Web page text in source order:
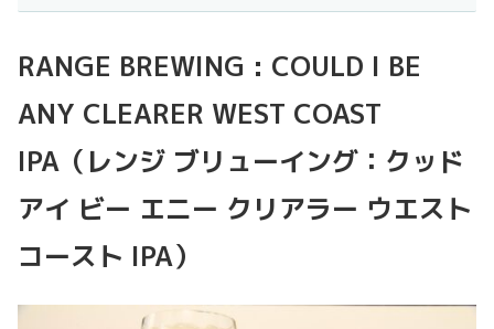
RANGE BREWING : COULD I BE
ANY CLEARER WEST COAST
IPA（レンジ ブリューイング：クッド
アイ ビー エニー クリアラー ウエスト
コースト IPA）